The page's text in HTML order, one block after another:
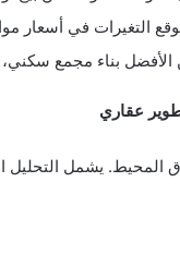
التغيرات في أسعار
بناء مجمع
عقاري
المحيط. يشمل التحليل